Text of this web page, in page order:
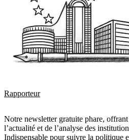
Rapporteur
Notre newsletter gratuite phare,
l’actualité et de l’analyse des
Indispensable pour suivre la politique